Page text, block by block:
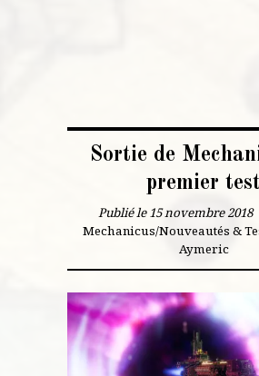
Sortie de
premier test
Publié le 15 novembre 2018
Mechanicus/Nouveautés &
Aymeric